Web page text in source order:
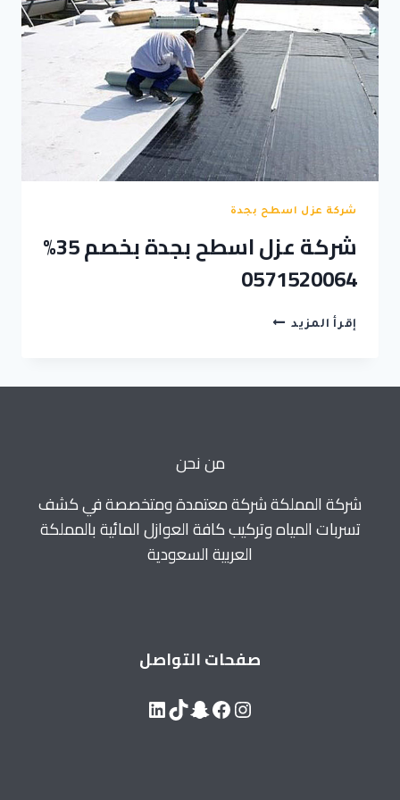
شركة عزل اسطح بجدة
شركة عزل اسطح بجدة بخصم 35%
0571520064
إقرأ المزيد شركة
من نحن
شركة المملكة شركة معتمدة ومتخصصة في كشف
تسربات المياه وتركيب كافة العوازل المائية بالمملكة
العربية السعودية
صفحات التواصل
Instagram
Facebook
Snapchat
TikTok
LinkedIn